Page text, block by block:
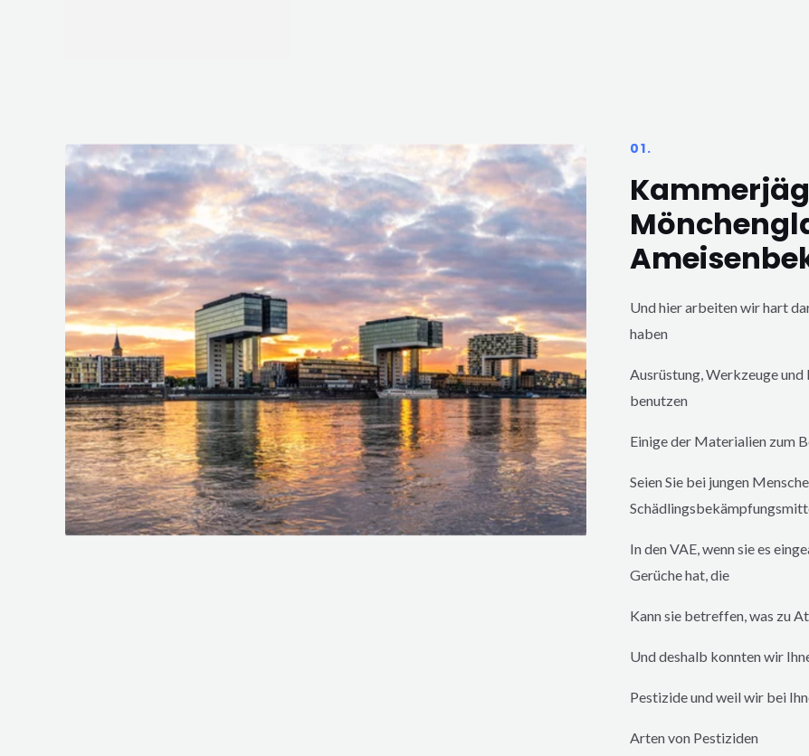
01.
Und hier arbeiten wir hart
haben
Ausrüstung, Werkzeuge und
benutzen
Einige der Materialien zum
Seien Sie bei jungen
In den VAE, wenn sie es
Gerüche hat, die
Kann sie betreffen, was zu
Und deshalb konnten wir
Pestizide und weil wir bei
Arten von Pestiziden